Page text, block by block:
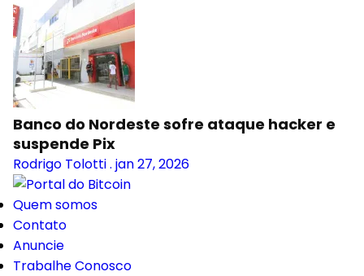
Banco do Nordeste sofre ataque hacker e
suspende Pix
Rodrigo Tolotti. jan 27, 2026
Quem somos
Contato
Anuncie
Trabalhe Conosco